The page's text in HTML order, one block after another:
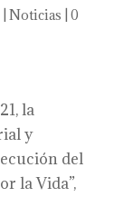
Noticias 0
la
y
del
la Vida”,